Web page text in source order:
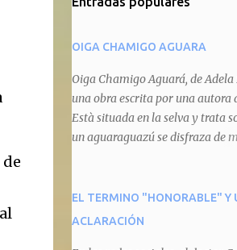
OIGA CHAMIGO AGUARA
Oiga Chamigo Aguará, de Adela
una obra escrita por una autora
Està situada en la selva y trata
un aguaraguazú se disfraza de
animal que pretenda circular por
primera instancia aparece Teteu,
EL TERMINO "HONORABLE" Y
ACLARACIÓN